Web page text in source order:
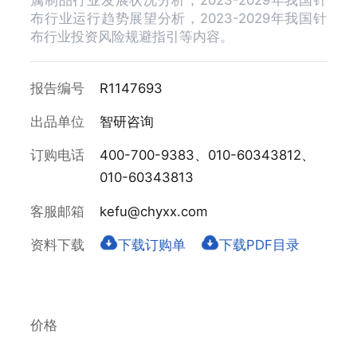
布行业运行趋势展望分析，2023-2029年我国针
布行业投资风险规避指引等内容。
报告编号 R1147693
出品单位 智研咨询
订购电话
400-700-9383、010-60343812、
010-60343813
客服邮箱 kefu@chyxx.com
资料下载 下载订购单 下载PDF目录
价格